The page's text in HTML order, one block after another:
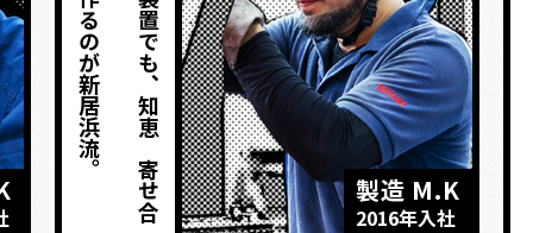
製造 M.K
2016年入社